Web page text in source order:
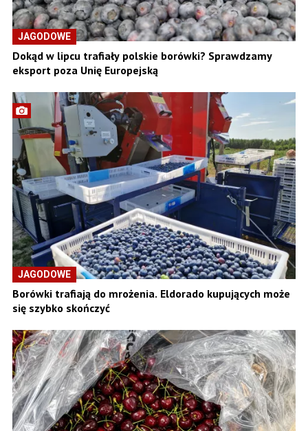
JAGODOWE
Dokąd w lipcu trafiały polskie borówki? Sprawdzamy
eksport poza Unię Europejską
JAGODOWE
Borówki trafiają do mrożenia. Eldorado kupujących może
się szybko skończyć